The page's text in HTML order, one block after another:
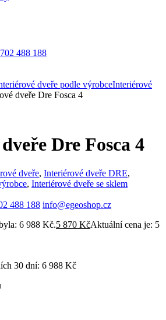
488 188
dveře podle výrobceInteriérové
dveře Dre Fosca 4
Dre Fosca 4
dveře, Interiérové dveře DRE,
, Interiérové dveře se sklem
488 188 info@egeoshop.cz
6 988 Kč.5 870 KčAktuální cena je: 5
30 dní: 6 988 Kč